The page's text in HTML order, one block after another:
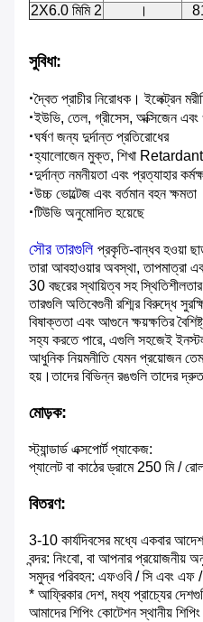
2X6.0 মিমি 2
।
সুবিধা:
·দ্বৈত প্রাচীর নিরোধক। ইলেক্ট্রন
·ইউভি, তেল, গ্রীসেস, অক্সিজেন এবং
·ঘর্ষণ জন্য দুর্দান্ত প্রতিরোধের
·হ্যালোজেন মুক্ত, শিখা
·দুর্দান্ত নমনীয়তা এবং প্রত্যাহার
·উচ্চ ভোল্টেজ এবং বর্তমান বহন ক্ষমতা
·টিউভি অনুমোদিত হয়েছে
সৌর তারগুলি প্রকৃতি-বান্ধব হওয়া
তারা আবহাওয়ার অবস্থা, তাপমাত্রা
30 বছরের স্থায়িত্ব সহ
তারগুলি অতিবেগুনী রশ্মির বিরুদ্ধে
বিষাক্ততা এবং আগুনে ক্ষয়ক্ষতির
সহ্য করতে পারে, এগুলি সহজেই
আধুনিক নিয়মনীতি যেমন প্রয়োজন
হয়।তাদের বিভিন্ন রঙগুলি তাদের
মোড়ক:
স্ট্যান্ডার্ড এক্সপোর্ট প্যাকেজ:
প্যালেট বা কাঠের ড্রামে 250 মি /
বিতরণ:
3-10 কার্যদিবসের মধ্যে একবার আদেশ
বন্দর: নিংবো, বা আপনার প্রয়োজনীয়
সমুদ্র পরিবহন: এফওবি / সি এবং
* আফ্রিকার দেশ, মধ্য প্রাচ্যের
আমাদের শিপিং কোটেশন স্থানীয়